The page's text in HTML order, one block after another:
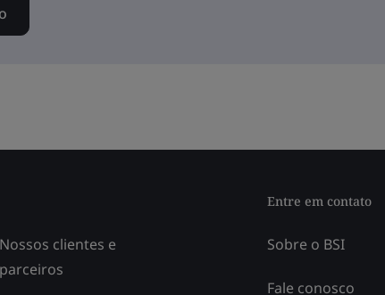
Nossos clientes e
parceiros
Entre em contato
Sobre o BSI
Fale conosco